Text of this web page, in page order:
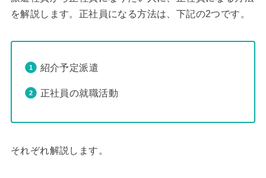
を解説します。正社員になる方法は、下記の2つです。
紹介予定派遣
正社員の就職活動
それぞれ解説します。